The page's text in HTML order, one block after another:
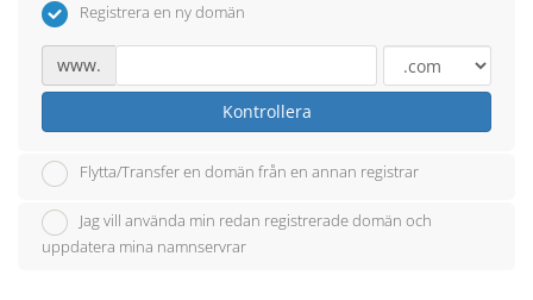
Registrera en ny domän
www.
Kontrollera
Flytta/Transfer en domän från en annan registrar
Jag vill använda min redan registrerade domän och
uppdatera mina namnservrar